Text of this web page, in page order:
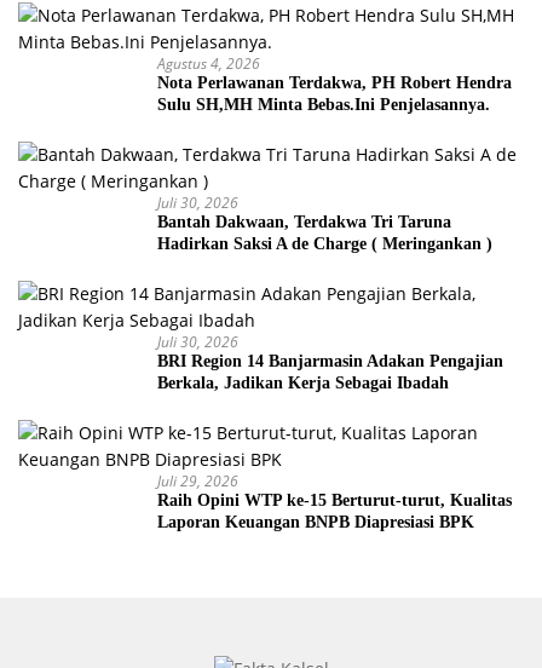
Agustus 4, 2026
Nota Perlawanan Terdakwa, PH Robert Hendra
Sulu SH,MH Minta Bebas.Ini Penjelasannya.
Juli 30, 2026
Bantah Dakwaan, Terdakwa Tri Taruna
Hadirkan Saksi A de Charge ( Meringankan )
Juli 30, 2026
BRI Region 14 Banjarmasin Adakan Pengajian
Berkala, Jadikan Kerja Sebagai Ibadah
Juli 29, 2026
Raih Opini WTP ke-15 Berturut-turut, Kualitas
Laporan Keuangan BNPB Diapresiasi BPK